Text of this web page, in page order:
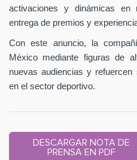
activaciones y dinámicas en
entrega de premios y
Con este anuncio, la
México mediante figuras de
nuevas audiencias y
en el sector deportivo.
DESCARGAR NOTA DE
PRENSA EN PDF